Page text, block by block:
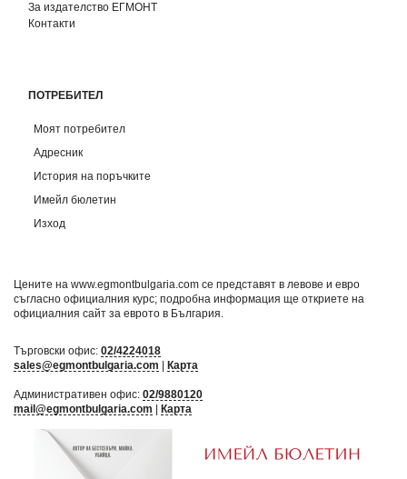
За издателство ЕГМОНТ
Контакти
ПОТРЕБИТЕЛ
Моят потребител
Адресник
История на поръчките
Имейл бюлетин
Изход
Цените на www.egmontbulgaria.com се представят в левове и евро
съгласно официалния курс; подробна информация ще откриете на
официалния сайт за еврото в България
Търговски офис: 02/4224018
sales@egmontbulgaria.com | Карта
Административен офис: 02/9880120
mail@egmontbulgaria.com | Карта